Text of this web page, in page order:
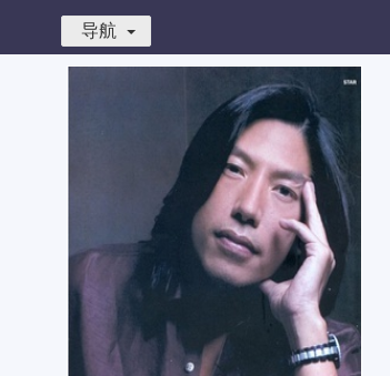
导航